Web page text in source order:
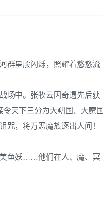
群星般闪烁，照耀着悠悠流
场中。张牧云因奇遇先后获
令天下三分为大朔国、大魔国
咒，将万恶魔族逐出人间！
美鱼妖……他们在人、魔、冥